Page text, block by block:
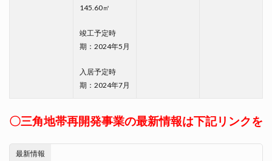
145.60㎡
竣工予定時
期：2024年5月
入居予定時
期：2024年7月
〇三角地帯再開発事業の最新情報は下記リンクを
最新情報